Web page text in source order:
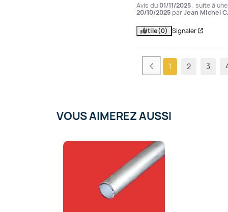
Avis du 01/11/2025, suite à
20/10/2025 parJean Michel C.
Utile(0) Signaler
1 2 3
VOUS AIMEREZ AUSSI